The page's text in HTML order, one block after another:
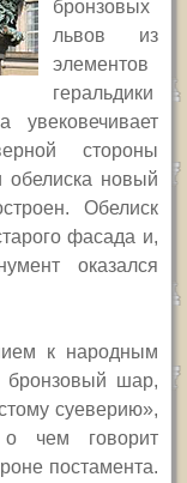
бронзовых
львов из
элементов
геральдики
увековечивает
стороны
обелиска новый
Обелиск
фасада и,
оказался
к народным
бронзовый шар,
суеверию»,
чем говорит
постамента.